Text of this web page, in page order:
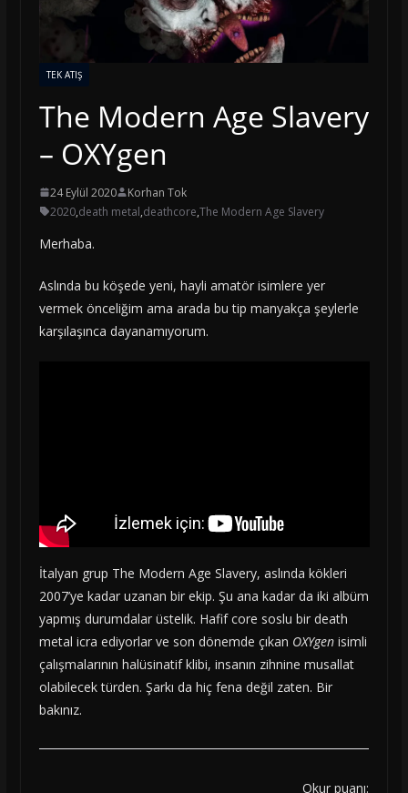
TEK ATIŞ
The Modern Age Slavery
– OXYgen
24 Eylül 2020
Korhan Tok
2020,death metal,deathcore,The Modern Age Slavery
Merhaba.
Aslında bu köşede yeni, hayli amatör isimlere yer
vermek önceliğim ama arada bu tip manyakça şeylerle
karşılaşınca dayanamıyorum.
İtalyan grup The Modern Age Slavery, aslında kökleri
2007’ye kadar uzanan bir ekip. Şu ana kadar da iki albüm
yapmış durumdalar üstelik. Hafif core soslu bir death
metal icra ediyorlar ve son dönemde çıkan OXYgenisimli
çalışmalarının halüsinatif klibi, insanın zihnine musallat
olabilecek türden. Şarkı da hiç fena değil zaten. Bir
bakınız.
Okur puanı: